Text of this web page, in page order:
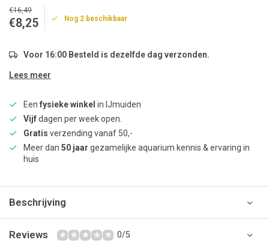
€16,49
€8,25 Nog 2 beschikbaar
Voor 16:00 Besteld is dezelfde dag verzonden.
Lees meer
Een fysieke winkel in IJmuiden
Vijfdagen per week open.
Gratis verzending vanaf 50,-
Meer dan 50 jaar gezamelijke aquarium kennis & ervaring in
huis
Beschrijving
Reviews 0/5